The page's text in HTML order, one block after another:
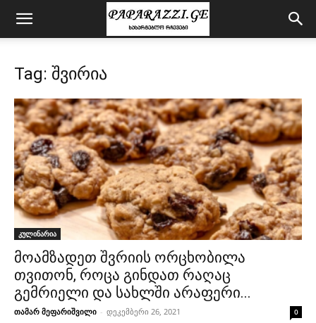
Tag: შვირია
კულინარია
მოამზადეთ შვრიის ორცხობილა
თვითონ, როცა გინდათ რაღაც
გემრიელი და სახლში არაფერი...
თამარ მეფარიშვილი - დეკემბერი 26, 2021 0